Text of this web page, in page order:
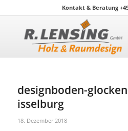
Kontakt & Beratung
designboden-
isselburg
18. Dezember 2018